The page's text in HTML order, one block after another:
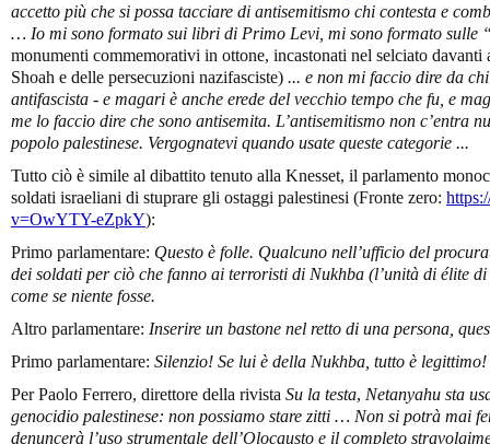
accetto più che si possa tacciare di antisemitismo chi contesta e
… Io mi sono formato sui libri di Primo Levi, mi sono formato sulle
monumenti commemorativi in ottone, incastonati nel selciato
Shoah e delle persecuzioni nazifasciste) ... e non mi faccio dire da
antifascista - e magari è anche erede del vecchio tempo che fu, e
me lo faccio dire che sono antisemita. L’antisemitismo non c’entra
popolo palestinese. Vergognatevi quando usate queste categorie ...
Tutto ciò è simile al dibattito tenuto alla Knesset, il parlamento
soldati israeliani di stuprare gli ostaggi palestinesi (Fronte zero:
v=OwYTY-eZpkY):
Primo parlamentare: Questo è folle. Qualcuno nell’ufficio del
dei soldati per ciò che fanno ai terroristi di Nukhba (l’unità di élite
come se niente fosse.
Altro parlamentare: Inserire un bastone nel retto di una persona,
Primo parlamentare: Silenzio! Se lui è della Nukhba, tutto è
Per Paolo Ferrero, direttore della rivista Su la testa, Netanyahu sta
genocidio palestinese: non possiamo stare zitti … Non si potrà mai
denuncerà l’uso strumentale dell’Olocausto e il completo